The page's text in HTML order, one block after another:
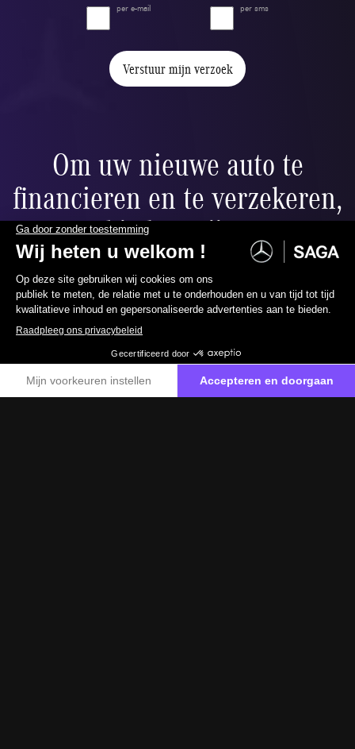
085236900
per e-mail
per sms
Verstuur mijn verzoek
Om uw nieuwe auto te
financieren en te verzekeren,
bieden wij u:
Ballonfinanciering
Verlaag uw maandelijkse betalingen naar wens dankzij de
restwaarde